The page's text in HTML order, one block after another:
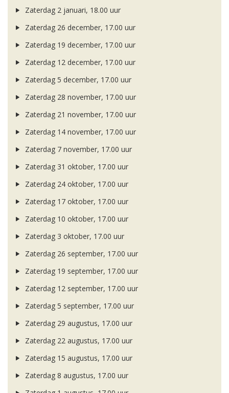
Zaterdag 2 januari, 18.00 uur
Zaterdag 26 december, 17.00 uur
Zaterdag 19 december, 17.00 uur
Zaterdag 12 december, 17.00 uur
Zaterdag 5 december, 17.00 uur
Zaterdag 28 november, 17.00 uur
Zaterdag 21 november, 17.00 uur
Zaterdag 14 november, 17.00 uur
Zaterdag 7 november, 17.00 uur
Zaterdag 31 oktober, 17.00 uur
Zaterdag 24 oktober, 17.00 uur
Zaterdag 17 oktober, 17.00 uur
Zaterdag 10 oktober, 17.00 uur
Zaterdag 3 oktober, 17.00 uur
Zaterdag 26 september, 17.00 uur
Zaterdag 19 september, 17.00 uur
Zaterdag 12 september, 17.00 uur
Zaterdag 5 september, 17.00 uur
Zaterdag 29 augustus, 17.00 uur
Zaterdag 22 augustus, 17.00 uur
Zaterdag 15 augustus, 17.00 uur
Zaterdag 8 augustus, 17.00 uur